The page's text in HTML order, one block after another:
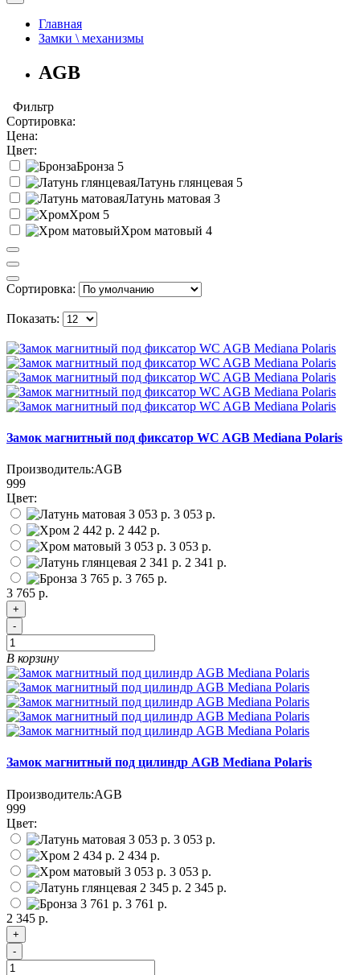
Главная
Замки \ механизмы
AGB
Фильтр
Сортировка:
Цена:
Цвет:
Бронза 5
Латунь глянцевая 5
Латунь матовая 3
Хром 5
Хром матовый 4
Сортировка:
Показать:
Замок магнитный под фиксатор WC AGB Mediana Polaris
Производитель:AGB
999
Цвет:
3 053 р.
2 442 р.
3 053 р.
2 341 р.
3 765 р.
3 765 р.
+
-
В корзину
Замок магнитный под цилиндр AGB Mediana Polaris
Производитель:AGB
999
Цвет:
3 053 р.
2 434 р.
3 053 р.
2 345 р.
3 761 р.
2 345 р.
+
-